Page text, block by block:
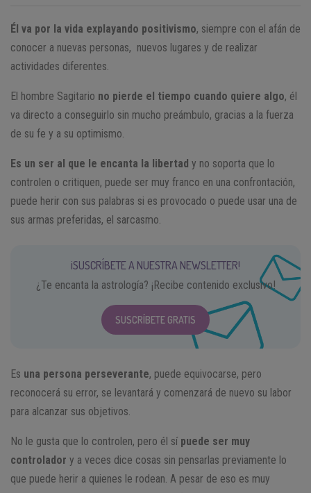
Él va por la vida explayando positivismo, siempre con el afán de
conocer a nuevas personas, nuevos lugares y de realizar
actividades diferentes.
El hombre Sagitario no pierde el tiempo cuando quiere algo, él
va directo a conseguirlo sin mucho preámbulo, gracias a la fuerza
de su fe y a su optimismo.
Es un ser al que le encanta la libertad y no soporta que lo
controlen o critiquen, puede ser muy franco en una confrontación,
puede herir con sus palabras si es provocado o puede usar una de
sus armas preferidas, el sarcasmo.
¡SUSCRÍBETE A NUESTRA NEWSLETTER!
¿Te encanta la astrología? ¡Recibe contenido exclusivo!
SUSCRÍBETE GRATIS
Es una persona perseverante, puede equivocarse, pero
reconocerá su error, se levantará y comenzará de nuevo su labor
para alcanzar sus objetivos.
No le gusta que lo controlen, pero él sí puede ser muy
controlador y a veces dice cosas sin pensarlas previamente lo
que puede herir a quienes le rodean. A pesar de eso es muy